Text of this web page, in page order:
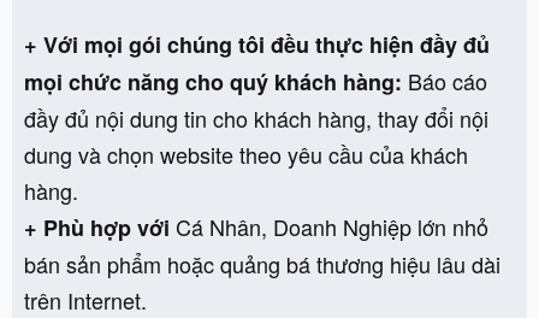
+ Với mọi gói chúng tôi đều thực hiện đầy đủ
mọi chức năng cho quý khách hàng: Báo cáo
đầy đủ nội dung tin cho khách hàng, thay đổi nội
dung và chọn website theo yêu cầu của khách
hàng.
+ Phù hợp với Cá Nhân, Doanh Nghiệp lớn nhỏ
bán sản phẩm hoặc quảng bá thương hiệu lâu dài
trên Internet.